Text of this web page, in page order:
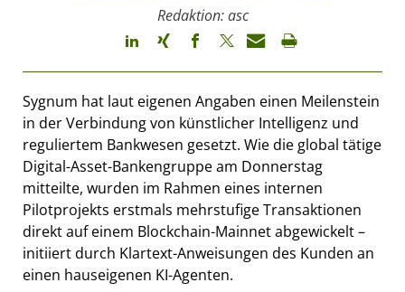
Redaktion: asc
Sygnum hat laut eigenen Angaben einen Meilenstein
in der Verbindung von künstlicher Intelligenz und
reguliertem Bankwesen gesetzt. Wie die global tätige
Digital-Asset-Bankengruppe am Donnerstag
mitteilte, wurden im Rahmen eines internen
Pilotprojekts erstmals mehrstufige Transaktionen
direkt auf einem Blockchain-Mainnet abgewickelt –
initiiert durch Klartext-Anweisungen des Kunden an
einen hauseigenen KI-Agenten.